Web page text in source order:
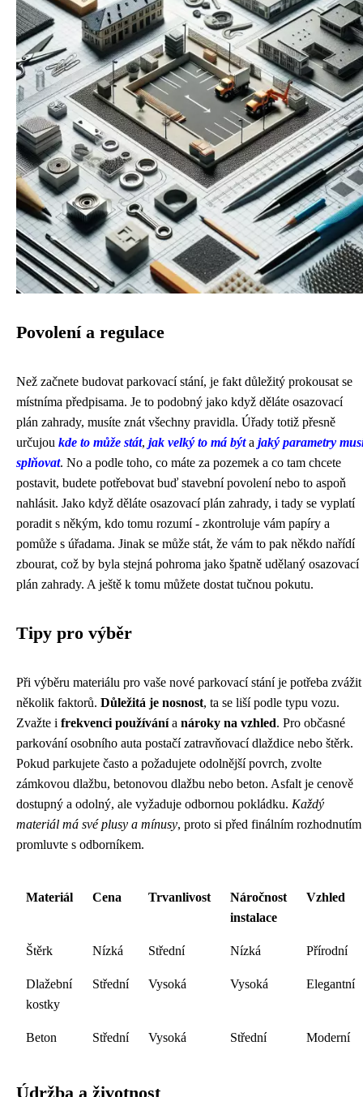
Povolení a regulace
Než začnete budovat parkovací stání, je fakt důležitý prokousat se
místníma předpisama. Je to podobný jako když děláte osazovací
plán zahrady, musíte znát všechny pravidla. Úřady totiž přesně
určujou kde to může stát, jak velký to má býta jaký parametry
splňovat. No a podle toho, co máte za pozemek a co tam chcete
postavit, budete potřebovat buď stavební povolení nebo to aspoň
nahlásit. Jako když děláte osazovací plán zahrady, i tady se vyplatí
poradit s někým, kdo tomu rozumí - zkontroluje vám papíry a
pomůže s úřadama. Jinak se může stát, že vám to pak někdo nařídí
zbourat, což by byla stejná pohroma jako špatně udělaný osazovací
plán zahrady. A ještě k tomu můžete dostat tučnou pokutu.
Tipy pro výběr
Při výběru materiálu pro vaše nové parkovací stání je potřeba zvážit
několik faktorů. Důležitá je nosnost, ta se liší podle typu vozu.
Zvažte i frekvenci používánía nároky na vzhled. Pro občasné
parkování osobního auta postačí zatravňovací dlaždice nebo štěrk.
Pokud parkujete často a požadujete odolnější povrch, zvolte
zámkovou dlažbu, betonovou dlažbu nebo beton. Asfalt je cenově
dostupný a odolný, ale vyžaduje odbornou pokládku. Každý
materiál má své plusy a mínusy, proto si před finálním rozhodnutím
promluvte s odborníkem.
Materiál Cena Trvanlivost
Náročnost
instalace
Vzhled
Štěrk Nízká Střední Nízká Přírodní
Dlažební
kostky
Střední Vysoká Vysoká Elegantní
Beton Střední Vysoká Střední Moderní
Údržba a životnost